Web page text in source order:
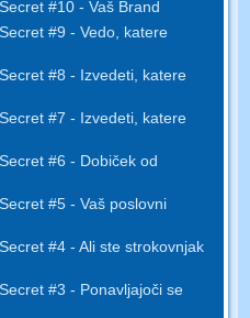
#10 - Vaš Brand
#9 - Vedo, katere
#8 - Izvedeti, katere
#7 - Izvedeti, katere
#6 - Dobiček od
#5 - Vaš poslovni
#4 - Ali ste strokovnjak
#3 - Ponavljajoči se